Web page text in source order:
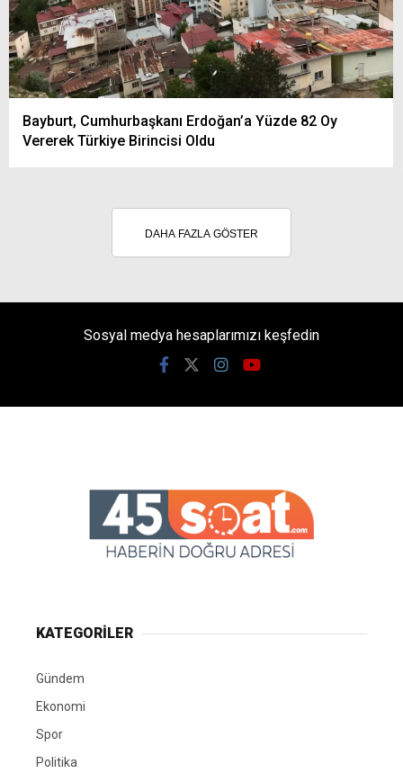
Bayburt, Cumhurbaşkanı Erdoğan’a Yüzde 82 Oy
Vererek Türkiye Birincisi Oldu
DAHA FAZLA GÖSTER
Sosyal medya hesaplarımızı keşfedin
KATEGORİLER
Gündem
Ekonomi
Spor
Politika